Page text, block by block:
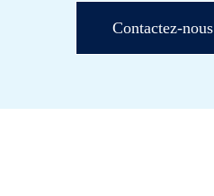
Contactez-nous